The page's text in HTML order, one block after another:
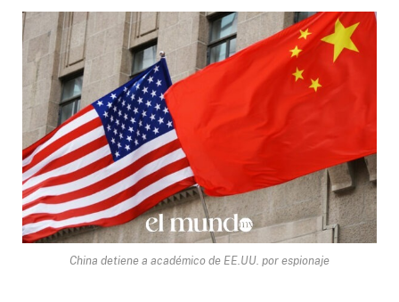
China detiene a académico de EE.UU. por espionaje